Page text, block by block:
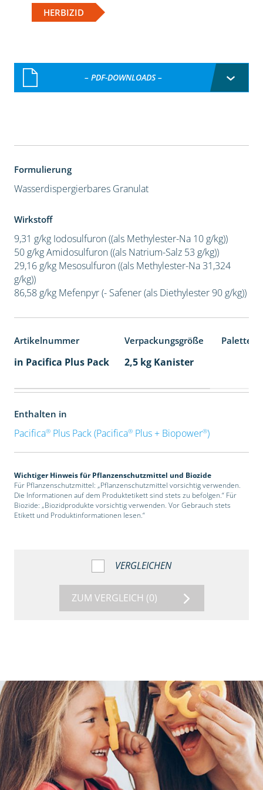
HERBIZID
– PDF-DOWNLOADS –
Formulierung
Wasserdispergierbares Granulat
Wirkstoff
9,31 g/kg Iodosulfuron ((als Methylester-Na 10 g/kg))
50 g/kg Amidosulfuron ((als Natrium-Salz 53 g/kg))
29,16 g/kg Mesosulfuron ((als Methylester-Na 31,324
g/kg))
86,58 g/kg Mefenpyr (- Safener (als Diethylester 90 g/kg))
Artikelnummer Verpackungsgröße
in Pacifica Plus Pack 2,5 kg Kanister
Enthalten in
Pacifica®Plus Pack (Pacifica®Plus + Biopower®)
Wichtiger Hinweis für Pflanzenschutzmittel und Biozide
Für Pflanzenschutzmittel: „Pflanzenschutzmittel vorsichtig verwenden.
Die Informationen auf dem Produktetikett sind stets zu befolgen.“ Für
Biozide: „Biozidprodukte vorsichtig verwenden. Vor Gebrauch stets
Etikett und Produktinformationen lesen.“
VERGLEICHEN
ZUM VERGLEICH (0)